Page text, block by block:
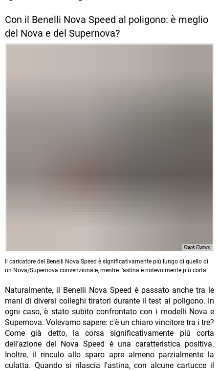
Con il Benelli Nova Speed al poligono: è meglio
del Nova e del Supernova?
Frank Flumm
Il caricatore del Benelli Nova Speed è significativamente più lungo di quello di
un Nova/Supernova convenzionale, mentre l’astina è notevolmente più corta.
Naturalmente, il Benelli Nova Speed è passato anche tra le
mani di diversi colleghi tiratori durante il test al poligono. In
ogni caso, è stato subito confrontato con i modelli Nova e
Supernova. Volevamo sapere: c'è un chiaro vincitore tra i tre?
Come già detto, la corsa significativamente più corta
dell’azione del Nova Speed è una caratteristica positiva.
Inoltre, il rinculo allo sparo apre almeno parzialmente la
culatta. Quando si rilascia l'astina, con alcune cartucce il